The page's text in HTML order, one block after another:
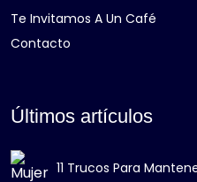
Te Invitamos A Un Café
Contacto
Últimos artículos
11 Trucos Para